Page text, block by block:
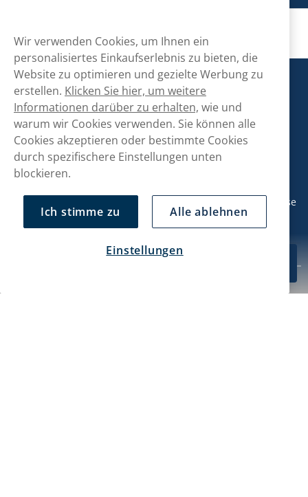
CHF 53.49
Snusmarkt
Kontaktiere uns!
hallo@snusmarkt.ch
Mo/Di: 08:30-17 Uhr (Pause 12-13) Mi/Do: 10:30-19 Uhr (Pause
14-15) Fr: 09-17 Uhr (Pause 12-13)
Wir verwenden Cookies, um Ihnen ein
personalisiertes Einkaufserlebnis zu bieten, die
Website zu optimieren und gezielte Werbung zu
erstellen. Klicken Sie hier, um weitere
Informationen darüber zu erhalten, wie und
warum wir Cookies verwenden. Sie können alle
Cookies akzeptieren oder bestimmte Cookies
durch spezifischere Einstellungen unten
blockieren.
Ich stimme zu Alle ablehnen
Einstellungen